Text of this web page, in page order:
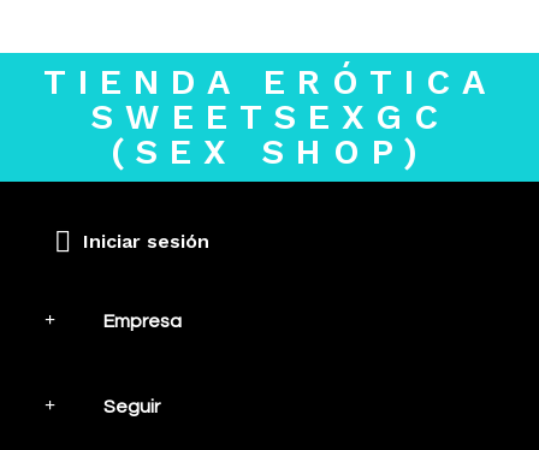
TIENDA ERÓTICA
SWEETSEXGC
(SEX SHOP)
Iniciar sesión
Empresa
Seguir